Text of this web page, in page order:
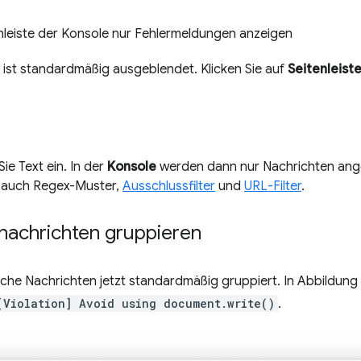
der Konsole nur Fehlermeldungen anzeigen
standardmäßig ausgeblendet. Klicken Sie auf
Text ein. In der Konsole werden dann nur Nachrichten
Regex-Muster, Ausschlussfilter und URL-Filter.
gruppieren
Nachrichten jetzt standardmäßig gruppiert. In Abbildung
Avoid using document.write() .